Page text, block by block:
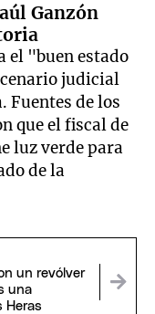
Ganzón
el "buen estado
judicial
Fuentes de los
que el fiscal de
luz verde para
de la
un revólver
una
Heras